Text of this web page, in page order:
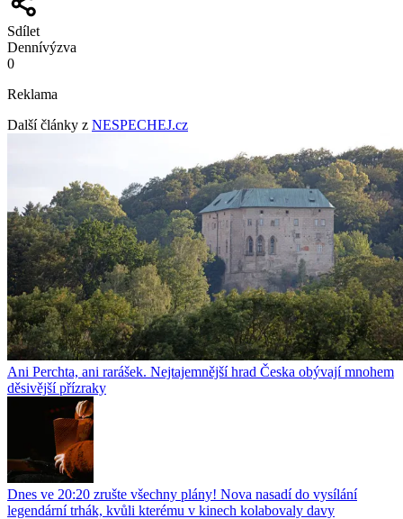
Sdílet
Dennívýzva
0
Reklama
Další články z NESPECHEJ.cz
Ani Perchta, ani rarášek. Nejtajemnější hrad Česka obývají mnohem
děsivější přízraky
Dnes ve 20:20 zrušte všechny plány! Nova nasadí do vysílání
legendární trhák, kvůli kterému v kinech kolabovaly davy